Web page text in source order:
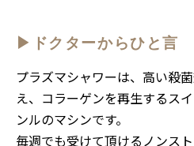
▶ドクターからひと言
プラズマシャワーは、高い殺
え、コラーゲンを再生するス
ンルのマシンです。
毎週でも受けて頂けるノンス